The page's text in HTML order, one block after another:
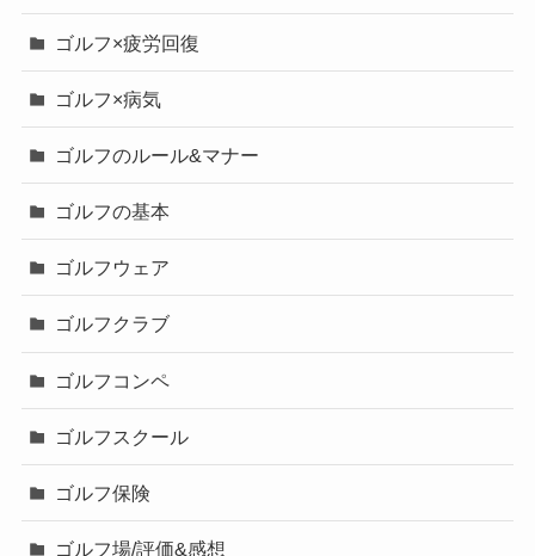
ゴルフ×疲労回復
ゴルフ×病気
ゴルフのルール&マナー
ゴルフの基本
ゴルフウェア
ゴルフクラブ
ゴルフコンペ
ゴルフスクール
ゴルフ保険
ゴルフ場/評価&感想